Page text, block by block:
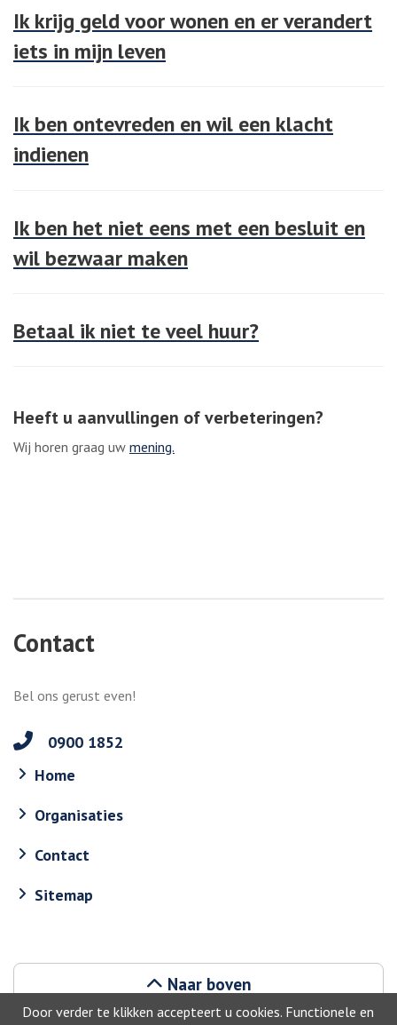
Door verder te klikken accepteert u cookies. Functionele en
Ik krijg geld voor wonen en er verandert
iets in mijn leven
Ik ben ontevreden en wil een klacht
indienen
Ik ben het niet eens met een besluit en
wil bezwaar maken
Betaal ik niet te veel huur?
Heeft u aanvullingen of verbeteringen?
Wij horen graag uw mening.
Contact
Bel ons gerust even!
0900 1852
Home
Organisaties
Contact
Sitemap
Naar boven